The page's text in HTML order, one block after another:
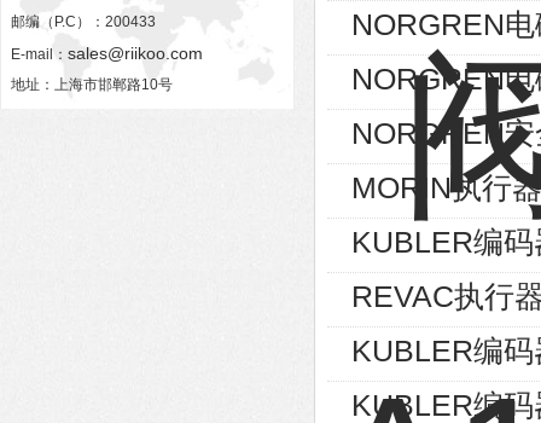
邮编（P.C）：200433
E-mail： sales@riikoo.com
地址：上海市邯郸路10号
NORGREN
NORGREN
NORGREN
MORIN执行
KUBLER编
REVAC执行
KUBLER编
KUBLER编